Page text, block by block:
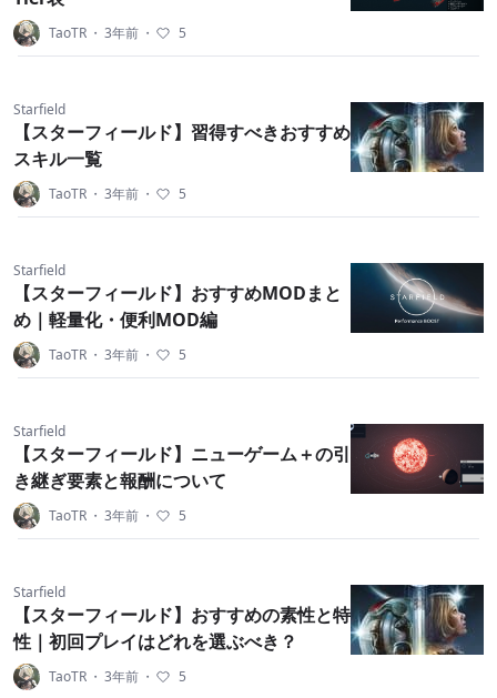
TaoTR ・ 3年前 ・ 5
Starfield
【スターフィールド】習得すべきおすすめ
スキル一覧
TaoTR ・ 3年前 ・ 5
Starfield
【スターフィールド】おすすめMODまと
め｜軽量化・便利MOD編
TaoTR ・ 3年前 ・ 5
Starfield
【スターフィールド】ニューゲーム＋の引
き継ぎ要素と報酬について
TaoTR ・ 3年前 ・ 5
Starfield
【スターフィールド】おすすめの素性と特
性｜初回プレイはどれを選ぶべき？
TaoTR ・ 3年前 ・ 5